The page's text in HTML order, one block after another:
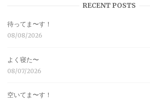
RECENT POSTS
待ってま〜す！
08/08/2026
よく寝た〜
08/07/2026
空いてま〜す！